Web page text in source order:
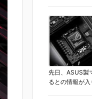
先日、ASUS製
るとの情報が入